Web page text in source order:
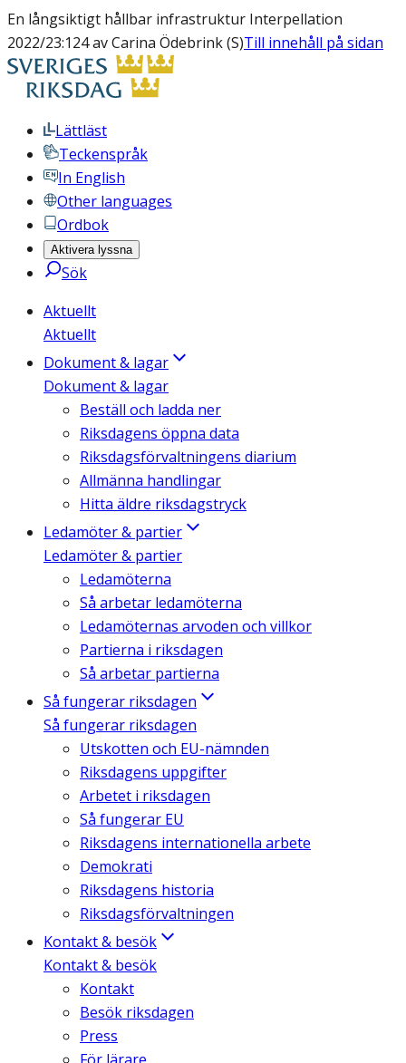
En långsiktigt hållbar infrastruktur Interpellation
2022/23:124 av Carina Ödebrink (S)Till innehåll på sidan
Lättläst
Teckenspråk
In English
Other languages
Ordbok
Aktivera lyssna
Sök
Aktuellt
Aktuellt
Dokument & lagar
Dokument & lagar
Beställ och ladda ner
Riksdagens öppna data
Riksdagsförvaltningens diarium
Allmänna handlingar
Hitta äldre riksdagstryck
Ledamöter & partier
Ledamöter & partier
Ledamöterna
Så arbetar ledamöterna
Ledamöternas arvoden och villkor
Partierna i riksdagen
Så arbetar partierna
Så fungerar riksdagen
Så fungerar riksdagen
Utskotten och EU-nämnden
Riksdagens uppgifter
Arbetet i riksdagen
Så fungerar EU
Riksdagens internationella arbete
Demokrati
Riksdagens historia
Riksdagsförvaltningen
Kontakt & besök
Kontakt & besök
Kontakt
Besök riksdagen
Press